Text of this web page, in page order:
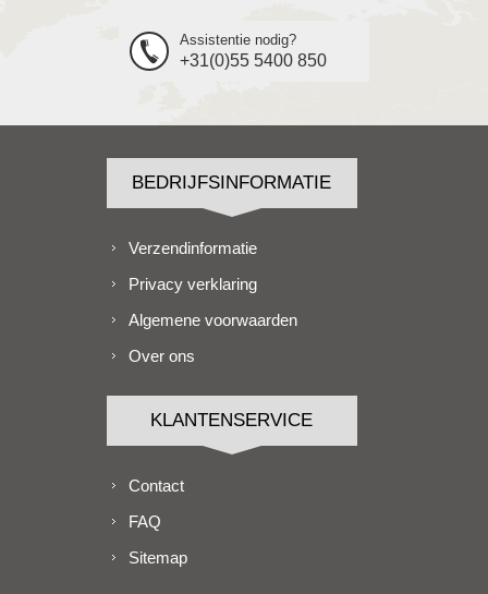
Assistentie nodig?
+31(0)55 5400 850
BEDRIJFSINFORMATIE
Verzendinformatie
Privacy verklaring
Algemene voorwaarden
Over ons
KLANTENSERVICE
Contact
FAQ
Sitemap